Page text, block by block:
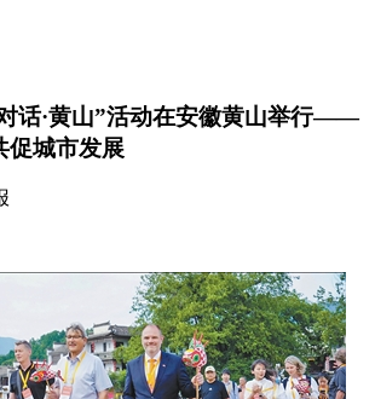
话·黄山”活动在安徽黄山举行——
促城市发展